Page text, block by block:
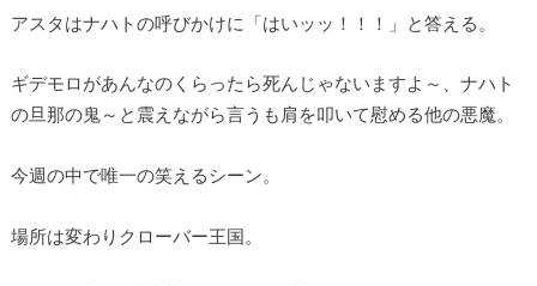
アスタはナハトの呼びかけに「はいッッ！！！」と答える。
ギデモロがあんなのくらったら死んじゃないますよ～、ナハト
の旦那の鬼～と震えながら言うも肩を叩いて慰める他の悪魔。
今週の中で唯一の笑えるシーン。
場所は変わりクローバー王国。